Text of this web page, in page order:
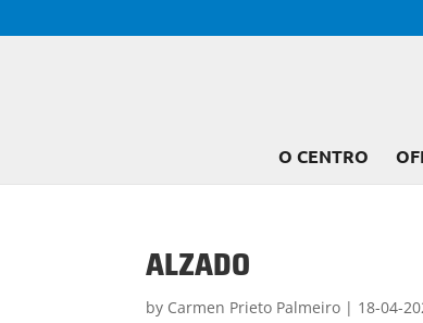
O CENTRO
ALZADO
by Carmen Prieto Palmeiro | 18-04-